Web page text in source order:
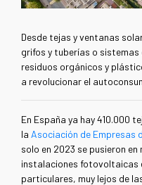
Desde tejas y ventanas
grifos y tuberías o
residuos orgánicos y
a revolucionar el
En España ya hay 410.000
la Asociación de Empresas
solo en 2023 se pusieron en
instalaciones fotovoltaicas
particulares, muy lejos de